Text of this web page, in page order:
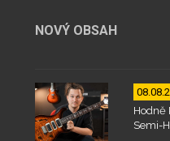
NOVÝ OBSAH
Hodně
Semi-